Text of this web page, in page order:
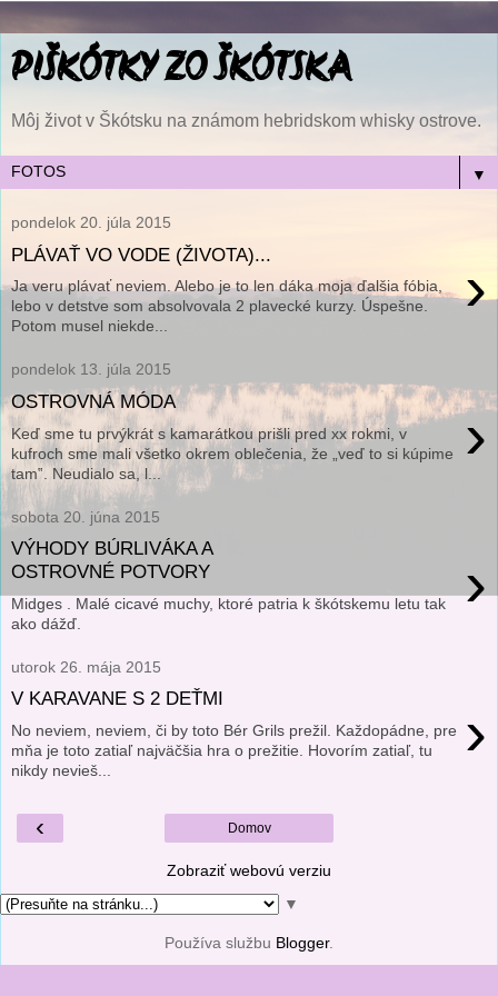
PIŠKÓTKY ZO ŠKÓTSKA
Môj život v Škótsku na známom hebridskom whisky ostrove.
▼
pondelok 20. júla 2015
PLÁVAŤ VO VODE (ŽIVOTA)... ›
Ja veru plávať neviem. Alebo je to len dáka moja ďalšia fóbia,
lebo v detstve som absolvovala 2 plavecké kurzy. Úspešne.
Potom musel niekde...
pondelok 13. júla 2015
OSTROVNÁ MÓDA ›
Keď sme tu prvýkrát s kamarátkou prišli pred xx rokmi, v
kufroch sme mali všetko okrem oblečenia, že „veď to si kúpime
tam‟. Neudialo sa, l...
sobota 20. júna 2015
VÝHODY BÚRLIVÁKA A
OSTROVNÉ POTVORY
›
Midges . Malé cicavé muchy, ktoré patria k škótskemu letu tak
ako dážď.
utorok 26. mája 2015
V KARAVANE S 2 DEŤMI ›
No neviem, neviem, či by toto Bér Grils prežil. Každopádne, pre
mňa je toto zatiaľ najväčšia hra o prežitie. Hovorím zatiaľ, tu
nikdy nevieš...
‹ Domov
Zobraziť webovú verziu
▼
Používa službu Blogger.